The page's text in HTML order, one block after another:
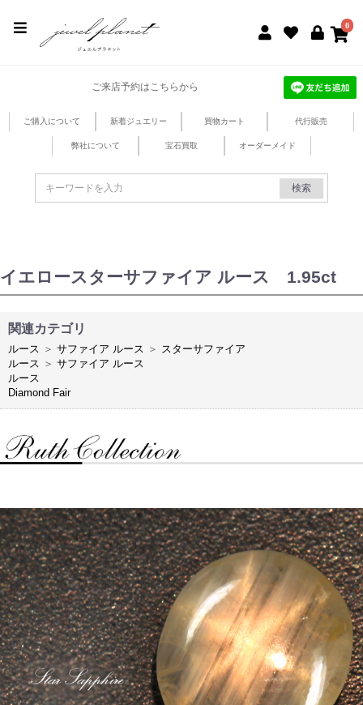
0
ご来店予約はこちらから
ご購入について 新着ジュエリー 買物カート 代行販売
弊社について 宝石買取 オーダーメイド
検索
イエロースターサファイア ルース 1.95ct
関連カテゴリ
ルース ＞ サファイア ルース ＞ スターサファイア
ルース ＞ サファイア ルース
ルース
Diamond Fair